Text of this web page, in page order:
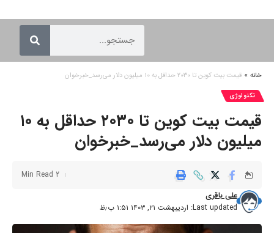
خانه » قیمت بیت کوین تا ۲۰۳۰ حداقل به ۱۰ میلیون دلار می‌رسد_خبرخوان
تکنولوژی
قیمت بیت کوین تا ۲۰۳۰ حداقل به ۱۰
میلیون دلار می‌رسد_خبرخوان
Last updated: اردیبهشت ۲۱, ۱۴۰۳ ۱:۵۱ ب٫ظ
علی باقری
2 Min Read